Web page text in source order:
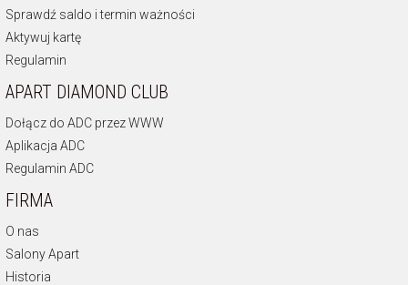
Sprawdź saldo i termin ważności
Aktywuj kartę
Regulamin
APART DIAMOND CLUB
Dołącz do ADC przez WWW
Aplikacja ADC
Regulamin ADC
FIRMA
O nas
Salony Apart
Historia